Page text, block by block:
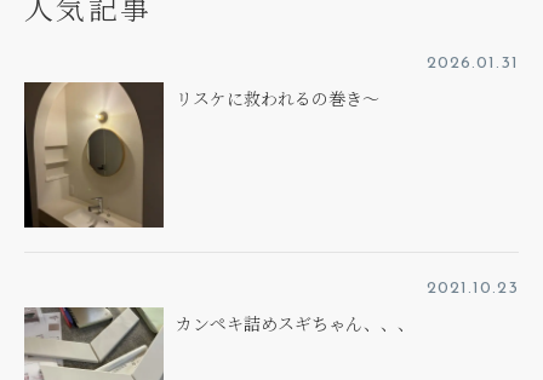
2026.01.31
リスケに救われるの巻き～
2021.10.23
カンペキ詰めスギちゃん、、、